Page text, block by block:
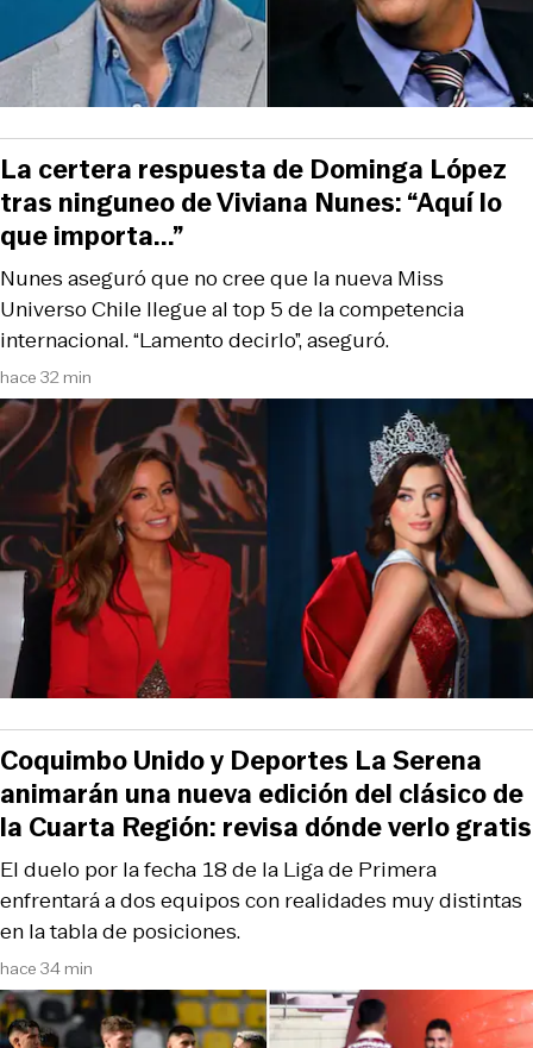
hace 32 min
Nunes aseguró que no cree que la nueva Miss
Universo Chile llegue al top 5 de la competencia
internacional. “Lamento decirlo”, aseguró.
La certera respuesta de Dominga López
tras ninguneo de Viviana Nunes: “Aquí lo
que importa...”
hace 34 min
El duelo por la fecha 18 de la Liga de Primera
enfrentará a dos equipos con realidades muy distintas
en la tabla de posiciones.
Coquimbo Unido y Deportes La Serena
animarán una nueva edición del clásico de
la Cuarta Región: revisa dónde verlo gratis